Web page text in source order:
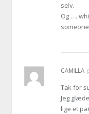
selv.
Og ….
CAMILLA
Tak for
Jeg
lige et